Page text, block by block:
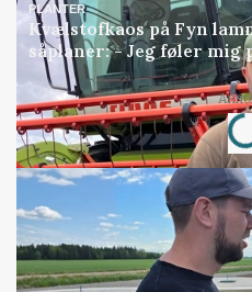
PLANTER
Kvælstofkaos på Fyn
såplaner: - Jeg føler mig